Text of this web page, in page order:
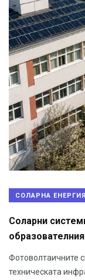
СОЛАРНА ЕНЕРГИЯ
Соларни
Фотоволтаичните
техническата